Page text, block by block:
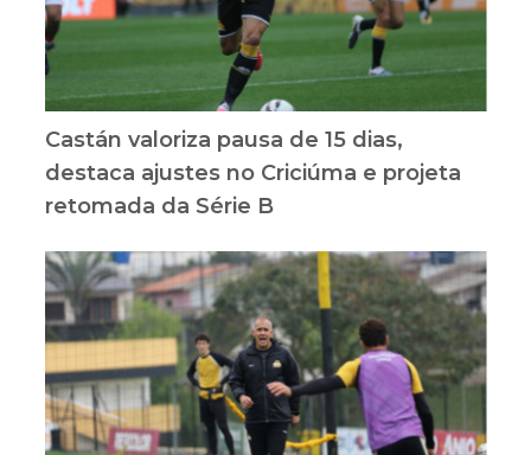
Castán valoriza pausa de 15 dias,
destaca ajustes no Criciúma e projeta
retomada da Série B